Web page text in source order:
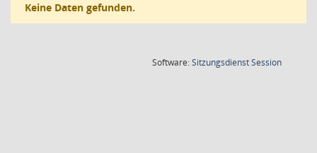
Keine Daten gefunden.
Software:SitzungsdienstSession(Wird in